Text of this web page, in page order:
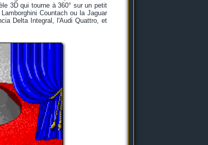
3D qui tourne à 360° sur un petit
Countach ou la Jaguar
Delta Integral, l'Audi Quattro, et